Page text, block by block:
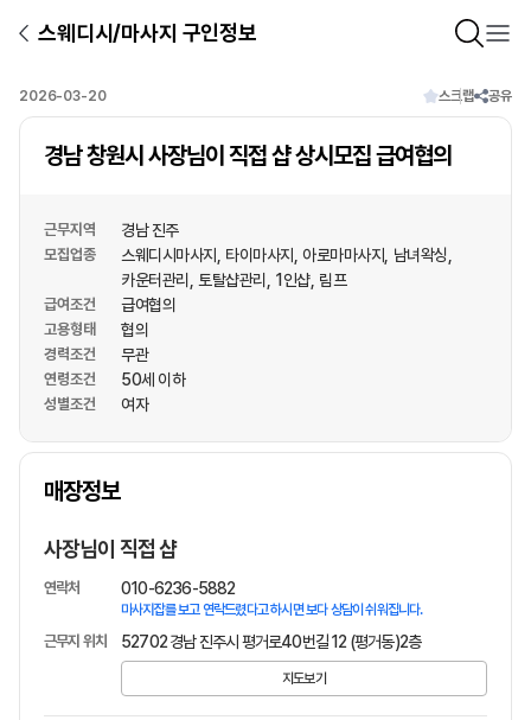
스웨디시/마사지 구인정보
2026-03-20 스크랩 공유
경남 창원시 사장님이 직접 샵 상시모집 급여협의
근무지역 경남 진주
모집업종 스웨디시마사지 타이마사지 아로마마사지
남녀왁싱
카운터관리
토탈샵관리 1인샵 림프
급여조건 급여협의
고용형태 협의
경력조건 무관
연령조건 50세 이하
성별조건 여자
매장정보
상호명
사장님이 직접 샵
연락처 010-6236-5882
마사지잡를 보고 연락드렸다고 하시면 보다 상담이 쉬워집니다.
근무지 위치 52702 경남 진주시 평거로40번길 12 (평거동)2층
지도보기